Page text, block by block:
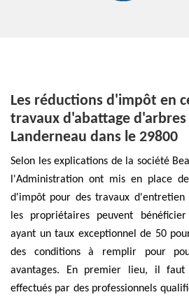
Les réductions d'impôt en
travaux d'abattage d'arbres
Landerneau dans le 29800
Selon les explications de la société
l'Administration ont mis en place
d'impôt pour des travaux d'entretien
les propriétaires peuvent
ayant un taux exceptionnel de 50
des conditions à remplir pour
avantages. En premier lieu, il
effectués par des professionnels